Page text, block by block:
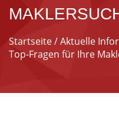
Startseite/Aktuelle
Top-Fragen für Ihre